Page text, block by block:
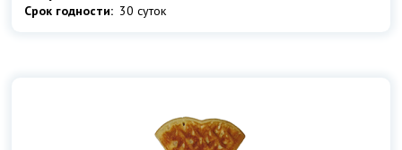
Срок годности: 30 суток